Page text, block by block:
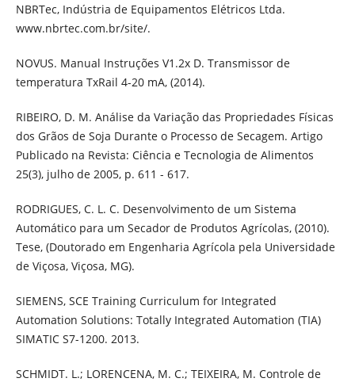
NBRTec, Indústria de Equipamentos Elétricos Ltda.
www.nbrtec.com.br/site/.
NOVUS. Manual Instruções V1.2x D. Transmissor de
temperatura TxRail 4-20 mA, (2014).
RIBEIRO, D. M. Análise da Variação das Propriedades Físicas
dos Grãos de Soja Durante o Processo de Secagem. Artigo
Publicado na Revista: Ciência e Tecnologia de Alimentos
25(3), julho de 2005, p. 611 - 617.
RODRIGUES, C. L. C. Desenvolvimento de um Sistema
Automático para um Secador de Produtos Agrícolas, (2010).
Tese, (Doutorado em Engenharia Agrícola pela Universidade
de Viçosa, Viçosa, MG).
SIEMENS, SCE Training Curriculum for Integrated
Automation Solutions: Totally Integrated Automation (TIA)
SIMATIC S7-1200. 2013.
SCHMIDT. L.; LORENCENA, M. C.; TEIXEIRA, M. Controle de